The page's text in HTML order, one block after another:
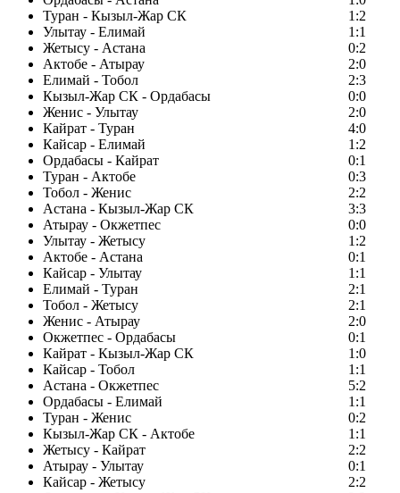
Туран - Кызыл-Жар СК
1:2
Улытау - Елимай
1:1
Жетысу - Астана
0:2
Актобе - Атырау
2:0
Елимай - Тобол
2:3
Кызыл-Жар СК - Ордабасы
0:0
Женис - Улытау
2:0
Кайрат - Туран
4:0
Кайсар - Елимай
1:2
Ордабасы - Кайрат
0:1
Туран - Актобе
0:3
Тобол - Женис
2:2
Астана - Кызыл-Жар СК
3:3
Атырау - Окжетпес
0:0
Улытау - Жетысу
1:2
Актобе - Астана
0:1
Кайсар - Улытау
1:1
Елимай - Туран
2:1
Тобол - Жетысу
2:1
Женис - Атырау
2:0
Окжетпес - Ордабасы
0:1
Кайрат - Кызыл-Жар СК
1:0
Кайсар - Тобол
1:1
Астана - Окжетпес
5:2
Ордабасы - Елимай
1:1
Туран - Женис
0:2
Кызыл-Жар СК - Актобе
1:1
Жетысу - Кайрат
2:2
Атырау - Улытау
0:1
Кайсар - Жетысу
2:2